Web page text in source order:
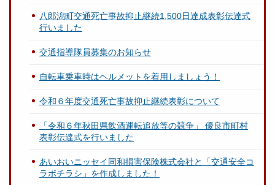
八郎潟町交通死亡事故抑止継続1,500日達成表彰伝達式
行いました
交通指導隊員募集のお知らせ
自転車乗車時はヘルメットを着用しましょう！
令和６年度交通死亡事故抑止継続表彰について
「令和６年秋田県飲酒運転追放等の競争」 優良市町村
表彰伝達式を行いました
あいおいニッセイ同和損害保険株式会社と「交通安全コ
ラボチラシ」を作成しました！